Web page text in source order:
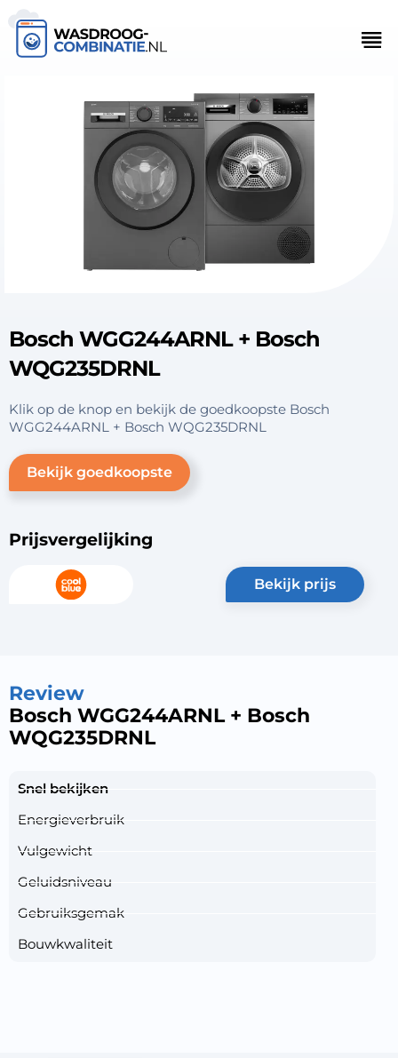
Bosch WGG244ARNL + Bosch
WQG235DRNL
Klik op de knop en bekijk de goedkoopste Bosch
WGG244ARNL + Bosch WQG235DRNL
Bekijk goedkoopste
Prijsvergelijking
bekijk prijs
Review
Bosch WGG244ARNL + Bosch
WQG235DRNL
Snel bekijken
Energieverbruik
Vulgewicht
Geluidsniveau
Gebruiksgemak
Bouwkwaliteit